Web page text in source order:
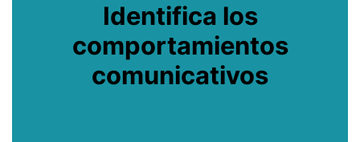
Identifica los
comportamientos
comunicativos